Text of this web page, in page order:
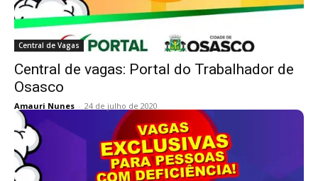
Central de Vagas
Central de vagas: Portal do Trabalhador de
Osasco
Amauri Nunes - 24 de julho de 2020